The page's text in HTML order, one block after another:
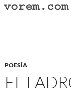
Saltar
POESÍA
EL